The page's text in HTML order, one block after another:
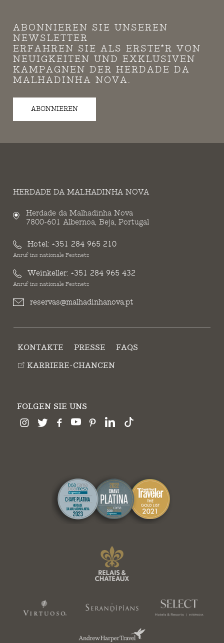
ABONNIEREN SIE UNSEREN
NEWSLETTER
ERFAHREN SIE ALS ERSTE*R VON
NEUIGKEITEN UND EXKLUSIVEN
KAMPAGNEN DER HERDADE DA
MALHADINHA NOVA.
ABONNIEREN
HERDADE DA MALHADINHA NOVA
Herdade da Malhadinha Nova
7800-601 Albernoa, Beja, Portugal
Hotel: +351 284 965 210
Anruf ins nationale Festnetz
Weinkeller: +351 284 965 432
Anruf ins nationale Festnetz
reservas@malhadinhanova.pt
KONTAKTE PRESSE
FAQS
KARRIERE-CHANCEN
FOLGEN SIE UNS